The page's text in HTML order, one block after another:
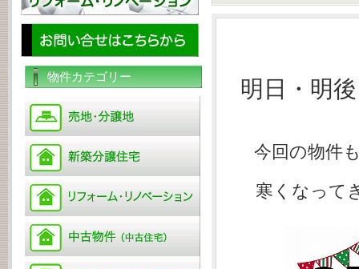
明日・明
今回の物件
寒くなって
物件カテゴリー